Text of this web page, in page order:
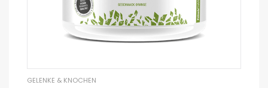
GELENKE & KNOCHEN